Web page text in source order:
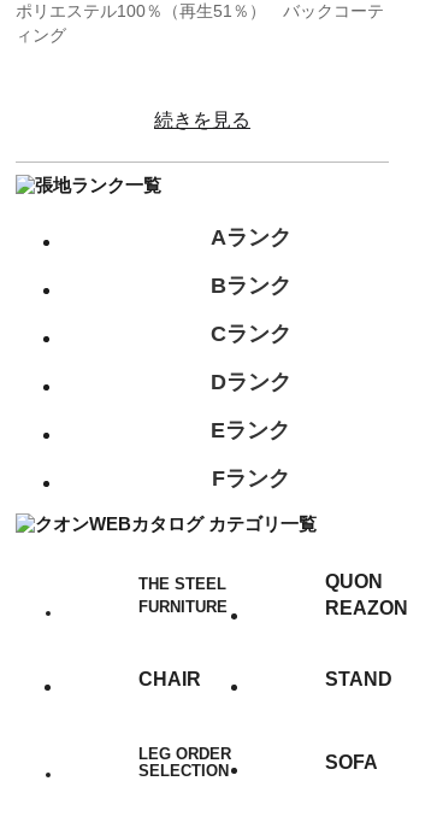
ポリエステル100％（再生51％） バックコーテ
ィング
続きを見る
Aランク
Bランク
Cランク
Dランク
Eランク
Fランク
THE STEEL
FURNITURE
QUON
REAZON
CHAIR STAND
LEG ORDER
SELECTION
SOFA